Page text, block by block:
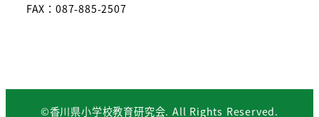
FAX：087-885-2507
©香川県小学校教育研究会. All Rights Reserved.